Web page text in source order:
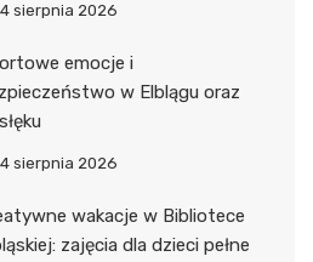
4 sierpnia 2026
emocje i
w Elblągu oraz
4 sierpnia 2026
wakacje w Bibliotece
zajęcia dla dzieci pełne